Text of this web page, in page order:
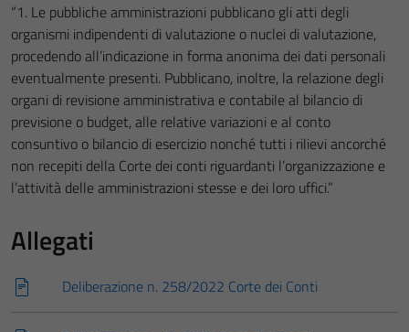
“1. Le pubbliche amministrazioni pubblicano gli atti degli
organismi indipendenti di valutazione o nuclei di valutazione,
procedendo all’indicazione in forma anonima dei dati personali
eventualmente presenti. Pubblicano, inoltre, la relazione degli
organi di revisione amministrativa e contabile al bilancio di
previsione o budget, alle relative variazioni e al conto
consuntivo o bilancio di esercizio nonché tutti i rilievi ancorché
non recepiti della Corte dei conti riguardanti l’organizzazione e
l’attività delle amministrazioni stesse e dei loro uffici.”
Allegati
Deliberazione n. 258/2022 Corte dei Conti